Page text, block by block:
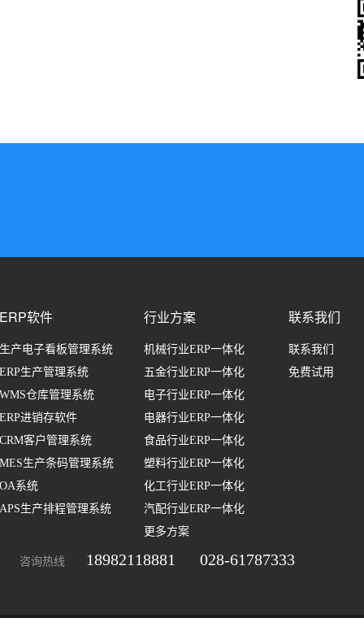
ERP软件
生产电子看板管理系统
ERP生产管理系统
WMS仓库管理系统
ERP进销存软件
CRM客户管理系统
MES生产条码管理系统
OA系统
APS生产排程管理系统
行业方案
机械行业ERP一体化
五金行业ERP一体化
电子行业ERP一体化
电器行业ERP一体化
食品行业ERP一体化
塑料行业ERP一体化
化工行业ERP一体化
汽配行业ERP一体化
更多方案
联系我们
联系我们
免费试用
咨询热线 18982118881 028-61787333